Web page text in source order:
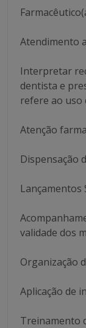
Atendimento
Interpretar
dentista e
refere ao uso
Atenção
Dispensação
Lançamentos
validade dos
Organização
Aplicação de
Treinamento